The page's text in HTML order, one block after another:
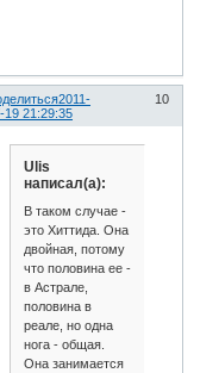
10
2011-
19 21:29:35
Ulis
написал(а):
В таком случае -
это Хиттида. Она
двойная, потому
что половина ее -
в Астрале,
половина в
реале, но одна
нога - общая.
Она занимается